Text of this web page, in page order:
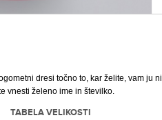
dresi točno to, kar želite, vam ju ni
vnesti želeno ime in številko.
TABELA VELIKOSTI